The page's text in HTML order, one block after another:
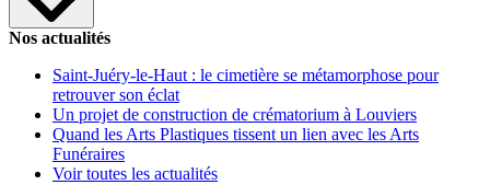
Nos actualités
Saint-Juéry-le-Haut : le cimetière se métamorphose pour
retrouver son éclat
Un projet de construction de crématorium à Louviers
Quand les Arts Plastiques tissent un lien avec les Arts
Funéraires
Voir toutes les actualités